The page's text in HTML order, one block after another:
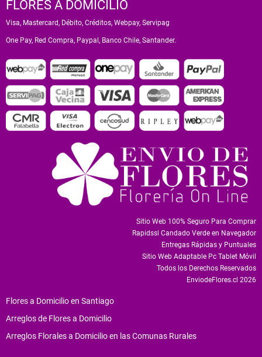
FLORES A DOMICILIO
Visa, Mastercard, Débito, Créditos, Webpay, Servipag
One Pay, Red Compra, Paypal, Banco Chile, Santander.
Sitio Web 100% Seguro Para Comprar
Rapidssl Candado Verde en Navegador
Entregas Rápidas y Puntuales
Sitio Web Adaptable Pc Tablet Móvil
Todos los Derechos Reservados
EnviodeFlores.cl 2026
Flores a Domicilio en Santiago
Arreglos de Flores a Domicilio
Arreglos Florales a Domicilio en las Comunas Rurales